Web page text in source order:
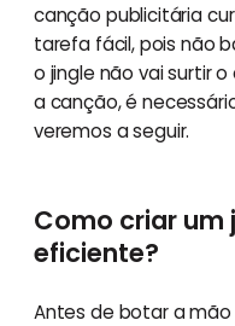
canção publicitária
tarefa fácil, pois não
o jingle não vai surtir
a canção, é
veremos a seguir.
Como criar um
eficiente?
Antes de botar a mão